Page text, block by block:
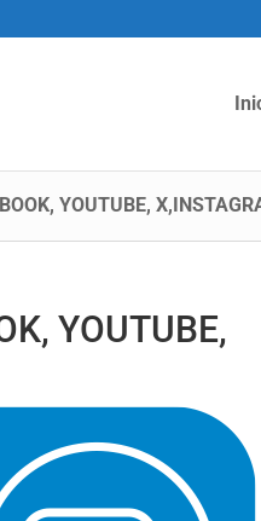
YOUTUBE,
YOUTUBE,